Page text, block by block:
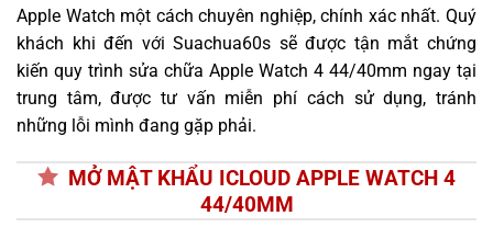
Apple Watch một cách chuyên nghiệp, chính xác nhất. Quý
khách khi đến với Suachua60s sẽ được tận mắt chứng
kiến quy trình sửa chữa Apple Watch 4 44/40mm ngay tại
trung tâm, được tư vấn miễn phí cách sử dụng, tránh
những lỗi mình đang gặp phải.
MỞ MẬT KHẨU ICLOUD APPLE WATCH 4
44/40MM